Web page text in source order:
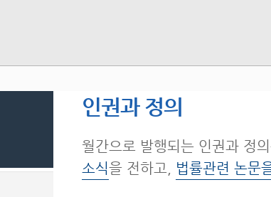
인권과 정의
월간으로 발행되는 인권과 정
소식을 전하고, 법률관련 논문